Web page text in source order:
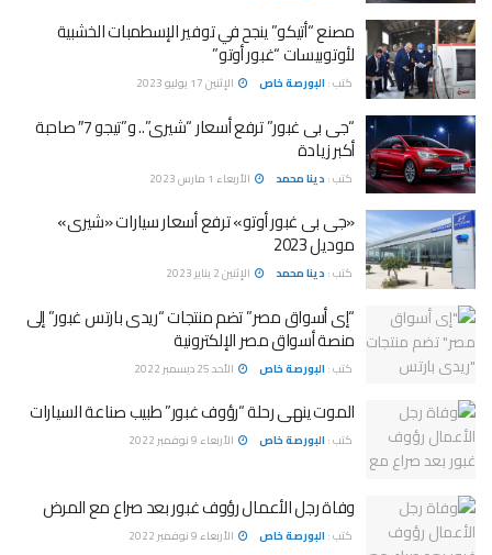
مصنع “أتيكو” ينجح في توفير الإسطمبات الخشبية
لأوتوبيسات “غبور أوتو”
كتب : البورصة خاص الإثنين 17 يوليو 2023
“جى بى غبور” ترفع أسعار “شيرى”.. و”تيجو 7″ صاحبة
أكبر زيادة
كتب : دينا محمد الأربعاء 1 مارس 2023
«جى بى غبور أوتو» ترفع أسعار سيارات «شيرى»
موديل 2023
كتب : دينا محمد الإثنين 2 يناير 2023
“إى أسواق مصر” تضم منتجات “ريدى بارتس غبور” إلى
منصة أسواق مصر الإلكترونية
كتب : البورصة خاص الأحد 25 ديسمبر 2022
الموت ينهى رحلة “رؤوف غبور” طبيب صناعة السيارات
كتب : البورصة خاص الأربعاء 9 نوفمبر 2022
وفاة رجل الأعمال رؤوف غبور بعد صراع مع المرض
كتب : البورصة خاص الأربعاء 9 نوفمبر 2022